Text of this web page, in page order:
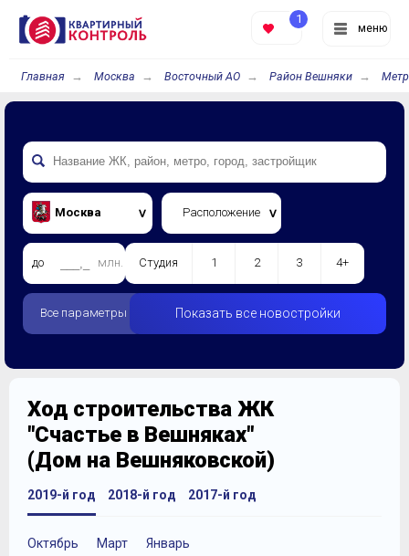
меню
1
Главная Москва Восточный АО Район Вешняки
Москва Расположение
до млн. Студия 1 2 3 4+
Все параметры Показать все новостройки
Ход строительства ЖК
"Счастье в Вешняках"
(Дом на Вешняковской)
2019-й год
Октябрь Март Январь
2018-й год 2017-й год